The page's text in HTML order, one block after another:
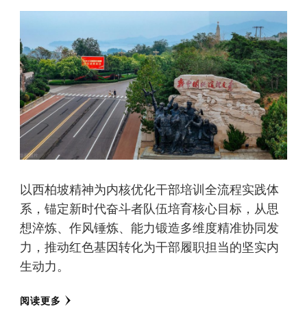
以西柏坡精神为内核优化干部培训全流程实践体
系，锚定新时代奋斗者队伍培育核心目标，从思
想淬炼、作风锤炼、能力锻造多维度精准协同发
力，推动红色基因转化为干部履职担当的坚实内
生动力。
阅读更多